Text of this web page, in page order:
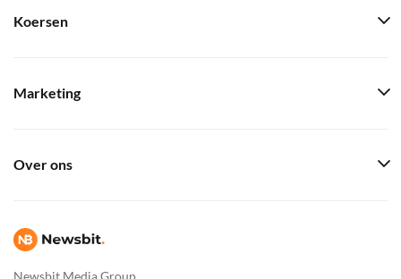
Koersen
Marketing
Over ons